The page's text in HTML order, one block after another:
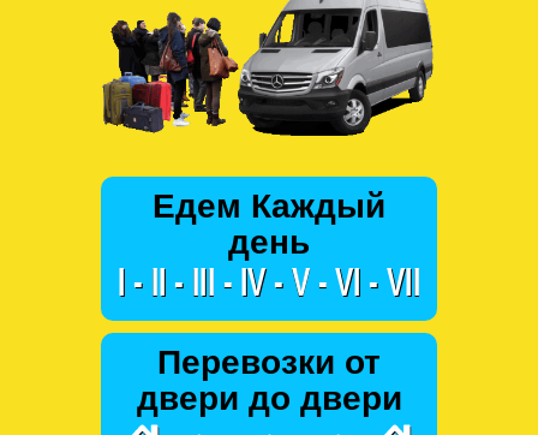
Едем Каждый
день
Перевозки от
двери до двери